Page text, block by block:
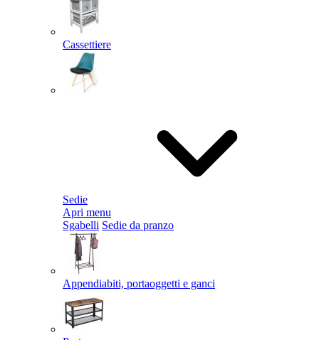
Cassettiere
Sedie
Apri menu
Sgabelli Sedie da pranzo
Appendiabiti, portaoggetti e ganci